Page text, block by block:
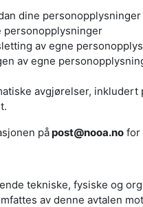
dine
personopplysninger
av egne
av egne
avgjørelser, inkludert
påpost@nooa.no for
tekniske, fysiske og
av denne avtalen